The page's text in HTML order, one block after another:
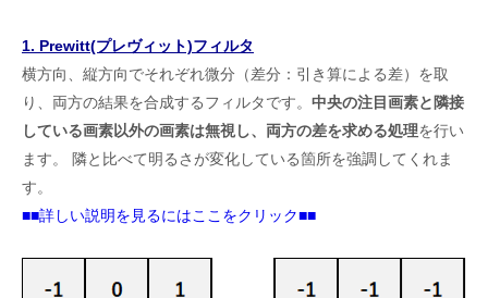
1. Prewitt(プレヴィット)フィルタ
横方向、縦方向でそれぞれ微分（差分：引き算による差）を取
り、両方の結果を合成するフィルタです。 中央の注目画素と隣接
している画素以外の画素は無視し、両方の差を求める処理を行い
ます。 隣と比べて明るさが変化している箇所を強調してくれま
す。
■■詳しい説明を見るにはここをクリック■■